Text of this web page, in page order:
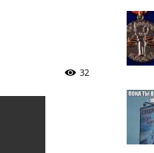
32